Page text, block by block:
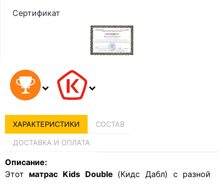
Сертификат
ХАРАКТЕРИСТИКИ СОСТАВ
ДОСТАВКА И ОПЛАТА
Описание:
Этот матрас Kids Double (Кидс Дабл) с разной